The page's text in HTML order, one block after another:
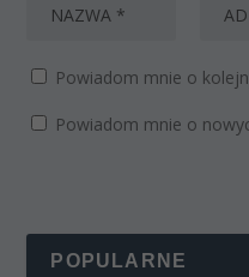
Powiadom mnie o
Powiadom mnie o
POPULARNE